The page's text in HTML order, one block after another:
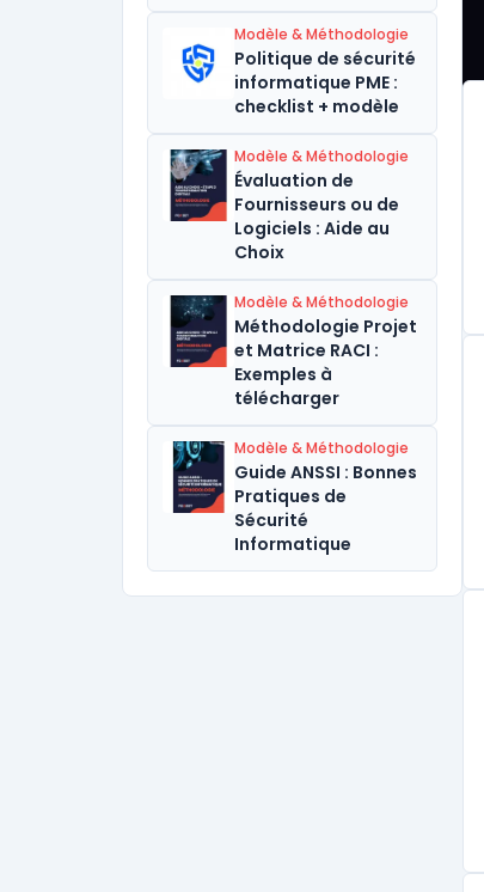
Modèle & Méthodologie
Politique de sécurité
informatique PME :
checklist + modèle
Modèle & Méthodologie
Évaluation de
Fournisseurs ou de
Logiciels : Aide au
Choix
Modèle & Méthodologie
Méthodologie Projet
et Matrice RACI :
Exemples à
télécharger
Modèle & Méthodologie
Guide ANSSI : Bonnes
Pratiques de
Sécurité
Informatique